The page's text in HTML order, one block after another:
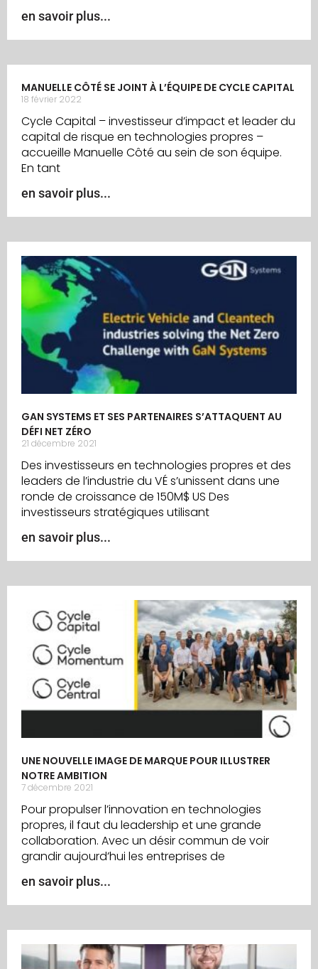
en savoir plus...
MANUELLE CÔTÉ SE JOINT À L’ÉQUIPE DE CYCLE CAPITAL
18 février 2022
Cycle Capital – investisseur d’impact et leader du
capital de risque en technologies propres –
accueille Manuelle Côté au sein de son équipe.
En tant
en savoir plus...
GAN SYSTEMS ET SES PARTENAIRES S’ATTAQUENT AU
DÉFI NET ZÉRO
21 décembre 2021
Des investisseurs en technologies propres et des
leaders de l’industrie du VÉ s’unissent dans une
ronde de croissance de 150M$ US Des
investisseurs stratégiques utilisant
en savoir plus...
UNE NOUVELLE IMAGE DE MARQUE POUR ILLUSTRER
NOTRE AMBITION
7 décembre 2021
Pour propulser l’innovation en technologies
propres, il faut du leadership et une grande
collaboration. Avec un désir commun de voir
grandir aujourd’hui les entreprises de
en savoir plus...